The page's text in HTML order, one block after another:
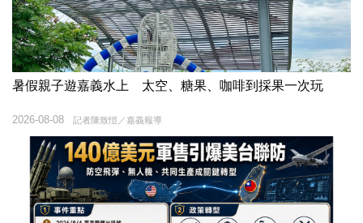
暑假親子遊嘉義水上 太空、糖果、咖啡到採果一次玩
記者陳致愷／嘉義報導
2026-08-08